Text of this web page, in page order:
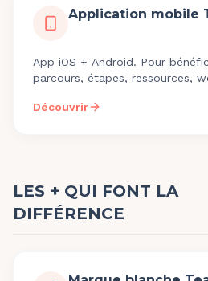
Application mobile
App iOS + Android. Pour
parcours, étapes, ressources,
possible.
Découvrir
LES + QUI FONT LA
DIFFÉRENCE